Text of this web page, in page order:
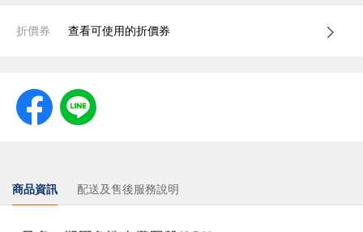
折價券 查看可使用的折價券
商品資訊 配送及售後服務說明